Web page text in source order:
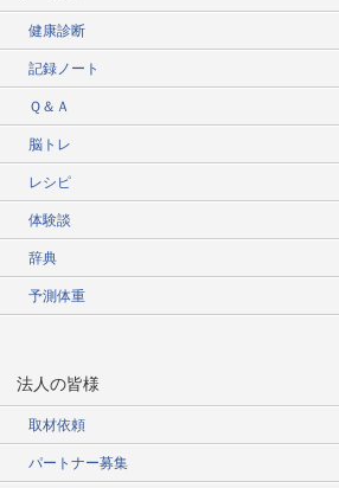
健康診断
記録ノート
Ｑ＆Ａ
脳トレ
レシピ
体験談
辞典
予測体重
法人の皆様
取材依頼
パートナー募集